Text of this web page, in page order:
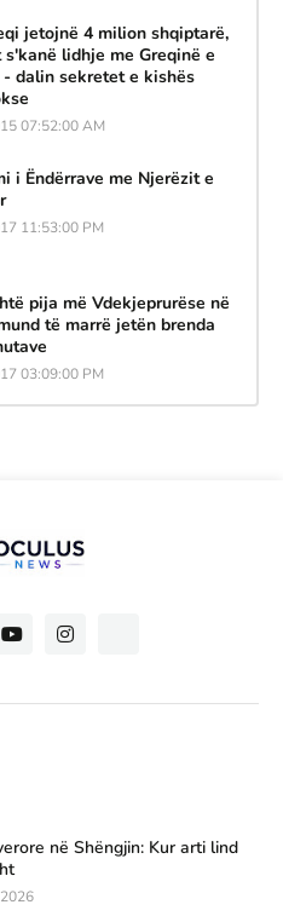
jetojnë 4 milion shqiptarë,
lidhje me Greqinë e
- dalin sekretet e kishës
07:52:00 AM
i Ëndërrave me Njerëzit e
11:53:00 PM
pija më Vdekjeprurëse në
të marrë jetën brenda
03:09:00 PM
në Shëngjin: Kur arti lind